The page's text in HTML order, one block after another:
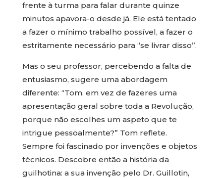
frente à turma para falar durante quinze
minutos apavora-o desde já. Ele está tentado
a fazer o mínimo trabalho possível, a fazer o
estritamente necessário para “se livrar disso”.
Mas o seu professor, percebendo a falta de
entusiasmo, sugere uma abordagem
diferente: “Tom, em vez de fazeres uma
apresentação geral sobre toda a Revolução,
porque não escolhes um aspeto que te
intrigue pessoalmente?” Tom reflete.
Sempre foi fascinado por invenções e objetos
técnicos. Descobre então a história da
guilhotina: a sua invenção pelo Dr. Guillotin,